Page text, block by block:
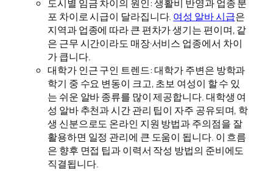
도시별 임금 차이의 원인: 생활비 반영과 업종 분
포 차이로 시급이 달라집니다. 여성 알바 시급은
지역과 업종에 따라 큰 편차가 생기는 편이며, 같
은 근무 시간이라도 매장·서비스 업종에서 차이
가 큽니다.
대학가 인근 구인 트렌드: 대학가 주변은 방학과
학기 중 수요 변동이 크고, 초보 여성이 할 수 있
는 쉬운 알바 종류를 많이 제공합니다. 대학생 여
성 알바 추천과 시간 관리 팁이 자주 공유되며, 학
생 신분으로도 온라인 지원 방법과 주의점을 잘
활용하면 일정 관리에 큰 도움이 됩니다. 이 흐름
은 향후 면접 팁과 이력서 작성 방법의 준비에도
직결됩니다.